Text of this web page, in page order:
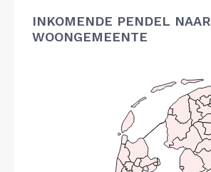
INKOMENDE PENDEL NAAR
WOONGEMEENTE